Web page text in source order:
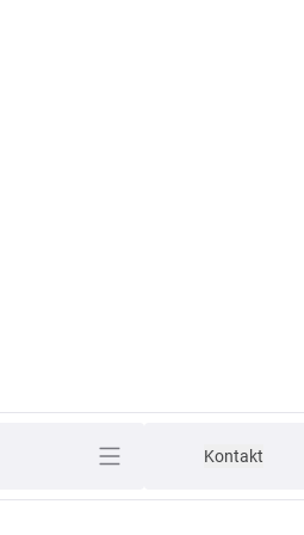
Kontakt